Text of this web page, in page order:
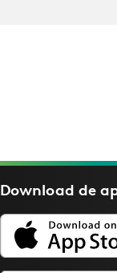
Download de